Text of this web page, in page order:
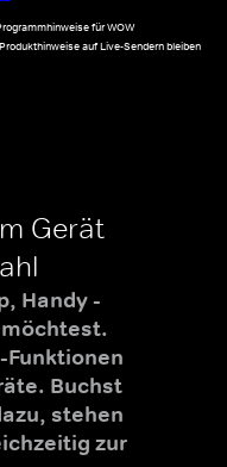
für WOW
auf Live-Sendern bleiben
Gerät
Handy -
Funktionen
Buchst
stehen
zur